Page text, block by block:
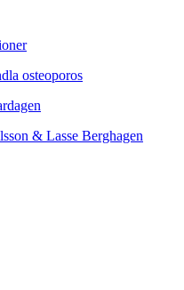
osteoporos
& Lasse Berghagen